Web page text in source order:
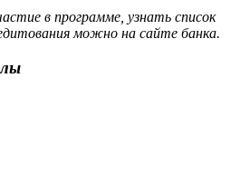
в программе, узнать список
можно на сайте банка.